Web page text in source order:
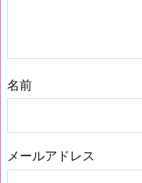
名前
メールアドレス